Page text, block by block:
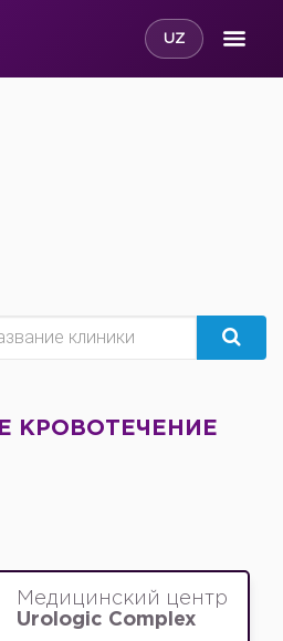
UZ
КРОВОТЕЧЕНИЕ
Медицинский центр
Urologic Complex